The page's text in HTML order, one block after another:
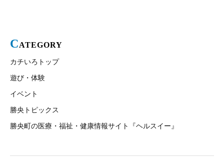
CATEGORY
カチいろトップ
遊び・体験
イベント
勝央トピックス
勝央町の医療・福祉・健康情報サイト『ヘルスイー』